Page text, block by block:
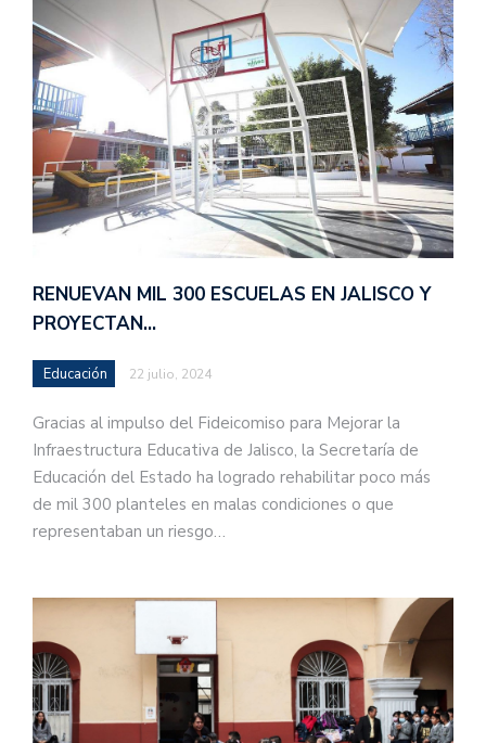
RENUEVAN MIL 300 ESCUELAS EN JALISCO Y
PROYECTAN…
Educación 22 julio, 2024
Gracias al impulso del Fideicomiso para Mejorar la
Infraestructura Educativa de Jalisco, la Secretaría de
Educación del Estado ha logrado rehabilitar poco más
de mil 300 planteles en malas condiciones o que
representaban un riesgo…